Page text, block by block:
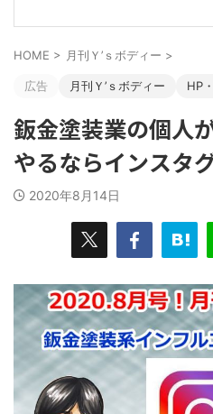
HOME > 月刊Ｙ’ｓボディー >
広告 月刊Ｙ’ｓボディー HP
鈑金塗装業の個人
やるならインスタ
2020年8月14日